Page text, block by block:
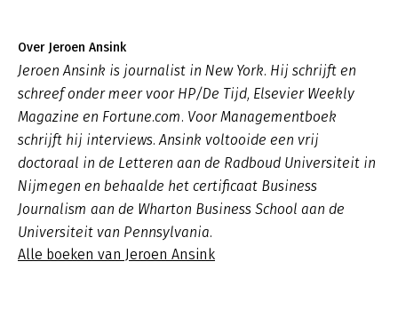
Over Jeroen Ansink
Jeroen Ansink is journalist in New York. Hij schrijft en
schreef onder meer voor HP/De Tijd, Elsevier Weekly
Magazine en Fortune.com. Voor Managementboek
schrijft hij interviews. Ansink voltooide een vrij
doctoraal in de Letteren aan de Radboud Universiteit in
Nijmegen en behaalde het certificaat Business
Journalism aan de Wharton Business School aan de
Universiteit van Pennsylvania.
Alle boeken van Jeroen Ansink